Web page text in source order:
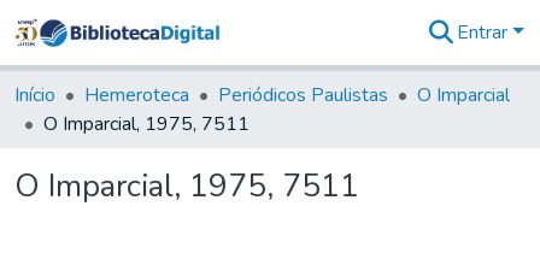
&
Coleções
Tudo na
Digital
Entrar
Início Hemeroteca Periódicos Paulistas
O Imparcial
O Imparcial, 1975, 7511
O Imparcial, 1975, 7511